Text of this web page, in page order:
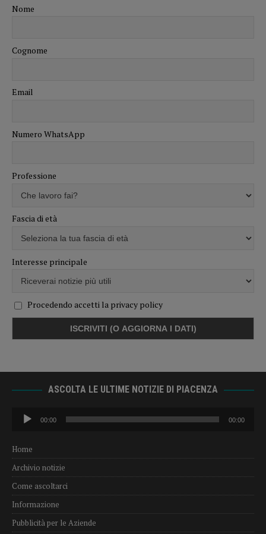
Nome
Cognome
Email
Numero WhatsApp
Professione
Fascia di età
Interesse principale
Procedendo accetti la privacy policy
ASCOLTA LE ULTIME NOTIZIE DI PIACENZA
Audio
Player
00:00 00:00
Home
Archivio notizie
Come ascoltarci
Informazione
Pubblicità per le Aziende